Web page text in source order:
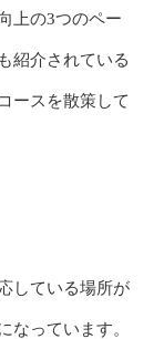
上の3つのペー
紹介されている
ースを散策して
している場所が
なっています。